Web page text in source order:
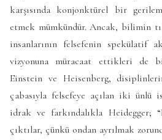
karşısında konjonktürel bir
etmek mümkündür. Ancak, bilimin
insanlarının felsefenin spekülatif
vizyonuna müracaat ettikleri de
Einstein ve Heisenberg,
çabasıyla felsefeye açılan iki ünlü
idrak ve farkındalıkla Heidegger;
çıktılar, çünkü ondan ayrılmak